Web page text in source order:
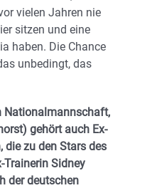
vielen Jahren nie
sitzen und eine
haben. Die Chance
unbedingt, das
Nationalmannschaft,
gehört auch Ex-
die zu den Stars des
Trainerin Sidney
der deutschen